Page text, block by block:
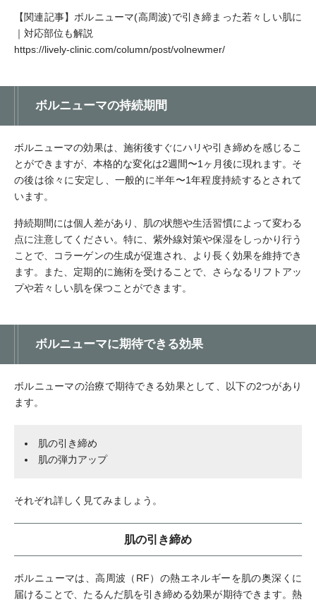
【関連記事】ボルニューマ(高周波)で引き締まった若々しい肌に
｜対応部位も解説
https://lively-clinic.com/column/post/volnewmer/
ボルニューマの持続期間
ボルニューマの効果は、施術後すぐにハリや引き締めを感じるこ
とができますが、本格的な変化は2週間〜1ヶ月後に現れます。そ
の後は徐々に安定し、一般的に半年〜1年程度持続するとされて
います。
持続期間には個人差があり、肌の状態や生活習慣によって変わる
点に注意してください。特に、紫外線対策や保湿をしっかり行う
ことで、コラーゲンの生成が促進され、より長く効果を維持でき
ます。また、定期的に施術を受けることで、さらなるリフトアッ
プや若々しい肌を保つことができます。
ボルニューマに期待できる効果
ボルニューマの治療で期待できる効果として、以下の2つがあり
ます。
肌の引き締め
肌の弾力アップ
それぞれ詳しく見てみましょう。
肌の引き締め
ボルニューマは、高周波（RF）の熱エネルギーを肌の奥深くに
届けることで、たるんだ肌を引き締める効果が期待できます。熱